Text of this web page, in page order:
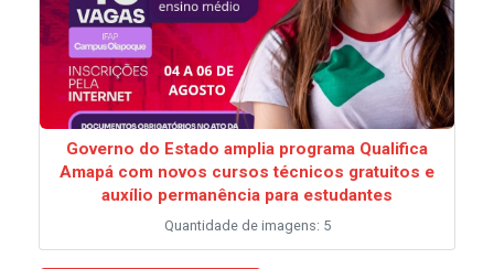
Governo do Estado amplia programa Qualifica
Amapá com novos cursos técnicos gratuitos e
auxílio permanência para estudantes
Quantidade de imagens: 5